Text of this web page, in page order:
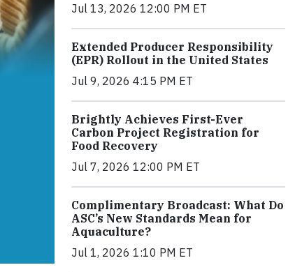
Jul 13, 2026 12:00 PM ET
Extended Producer Responsibility
(EPR) Rollout in the United States
Jul 9, 2026 4:15 PM ET
Brightly Achieves First-Ever
Carbon Project Registration for
Food Recovery
Jul 7, 2026 12:00 PM ET
Complimentary Broadcast: What Do
ASC’s New Standards Mean for
Aquaculture?
Jul 1, 2026 1:10 PM ET